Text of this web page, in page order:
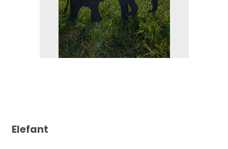
Elefant